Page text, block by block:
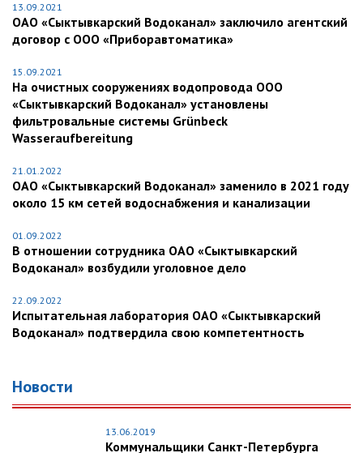
13.09.2021
ОАО «Сыктывкарский Водоканал» заключило агентский
договор с ООО «Приборавтоматика»
15.09.2021
На очистных сооружениях водопровода ООО
«Сыктывкарский Водоканал» установлены
фильтровальные системы Grünbeck
Wasseraufbereitung
21.01.2022
ОАО «Сыктывкарский Водоканал» заменило в 2021 году
около 15 км сетей водоснабжения и канализации
01.09.2022
В отношении сотрудника ОАО «Сыктывкарский
Водоканал» возбудили уголовное дело
22.09.2022
Испытательная лаборатория ОАО «Сыктывкарский
Водоканал» подтвердила свою компетентность
Новости
13.06.2019
Коммунальщики Санкт-Петербурга